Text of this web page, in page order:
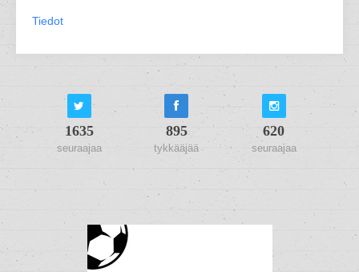
Tiedot
1635
seuraajaa
895
tykkääjää
620
seuraajaa